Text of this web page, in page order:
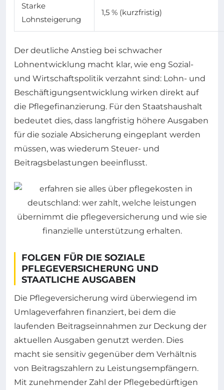
Starke
Lohnsteigerung
1,5 % (kurzfristig)
Der deutliche Anstieg bei schwacher
Lohnentwicklung macht klar, wie eng Sozial-
und Wirtschaftspolitik verzahnt sind: Lohn- und
Beschäftigungsentwicklung wirken direkt auf
die Pflegefinanzierung. Für den Staatshaushalt
bedeutet dies, dass langfristig höhere Ausgaben
für die soziale Absicherung eingeplant werden
müssen, was wiederum Steuer- und
Beitragsbelastungen beeinflusst.
FOLGEN FÜR DIE SOZIALE
PFLEGEVERSICHERUNG UND
STAATLICHE AUSGABEN
Die Pflegeversicherung wird überwiegend im
Umlageverfahren finanziert, bei dem die
laufenden Beitragseinnahmen zur Deckung der
aktuellen Ausgaben genutzt werden. Dies
macht sie sensitiv gegenüber dem Verhältnis
von Beitragszahlern zu Leistungsempfängern.
Mit zunehmender Zahl der Pflegebedürftigen